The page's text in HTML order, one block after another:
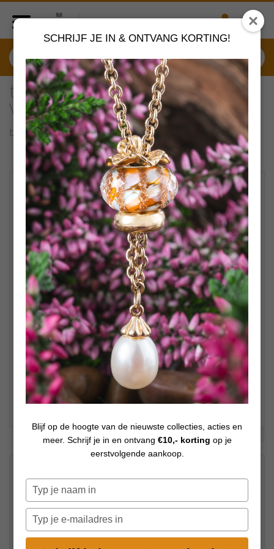
SCHRIJF JE IN & ONTVANG KORTING!
Blijf op de hoogte van de nieuwste collecties, acties en
meer. Schrijf je in en ontvang €10,- korting op je
eerstvolgende aankoop.
Typ
je
naam
Typ
je
e-
tagbe-00084 Trollbeads
Vaderschap
by Trollbeads sieraden
VERDER SHOPPEN
Bekijk meer foto's
€495,00 Op voorraad